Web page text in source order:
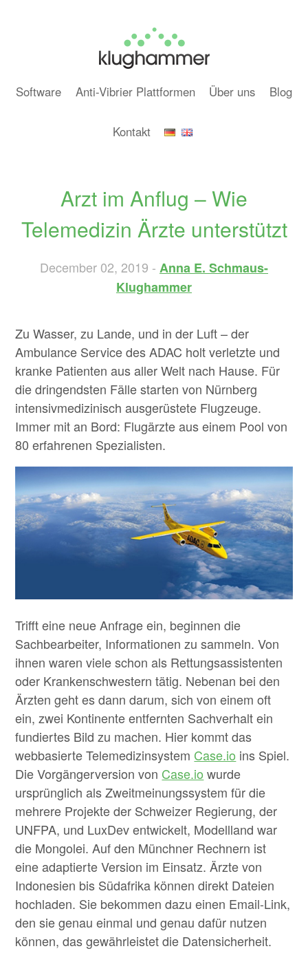
Software Anti-Vibrier Plattformen Über uns Blog
Kontakt
Arzt im Anflug – Wie
Telemedizin Ärzte unterstützt
December 02, 2019 - Anna E. Schmaus-
Klughammer
Zu Wasser, zu Lande, und in der Luft – der
Ambulance Service des ADAC holt verletzte und
kranke Patienten aus aller Welt nach Hause. Für
die dringendsten Fälle starten von Nürnberg
intensivmedizinisch ausgerüstete Flugzeuge.
Immer mit an Bord: Flugärzte aus einem Pool von
80 erfahrenen Spezialisten.
Trifft eine neue Anfrage ein, beginnen die
Sachbearbeiter, Informationen zu sammeln. Von
ihnen waren viele schon als Rettungsassistenten
oder Krankenschwestern tätig. Nebenan bei den
Ärzten geht es dann darum, sich von einem oft
ein, zwei Kontinente entfernten Sachverhalt ein
fundiertes Bild zu machen. Hier kommt das
webbasierte Telemedizinsystem Case.io ins Spiel.
Die Vorgängerversion von Case.io wurde
ursprünglich als Zweitmeinungssystem für die
mehrere Projekte der Schweizer Regierung, der
UNFPA, und LuxDev entwickelt, Modellland war
die Mongolei. Auf den Münchner Rechnern ist
eine adaptierte Version im Einsatz. Ärzte von
Indonesien bis Südafrika können direkt Dateien
hochladen. Sie bekommen dazu einen Email-Link,
den sie genau einmal und genau dafür nutzen
können, das gewährleistet die Datensicherheit.